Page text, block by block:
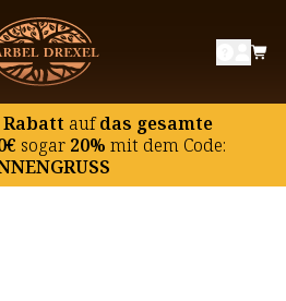
aufdas gesamte
sogar20% mit dem Code:
potentielle Wirkung